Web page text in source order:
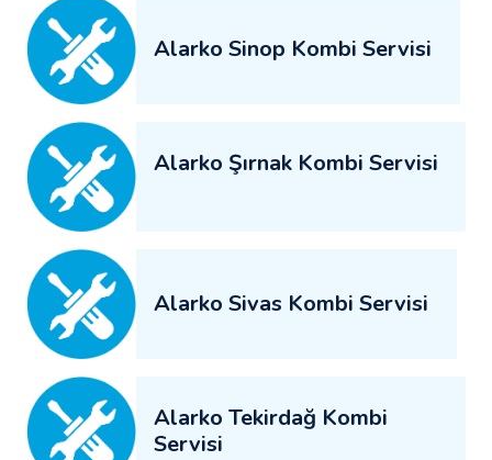
Alarko Sinop Kombi Servisi
Alarko Şırnak Kombi Servisi
Alarko Sivas Kombi Servisi
Alarko Tekirdağ Kombi
Servisi